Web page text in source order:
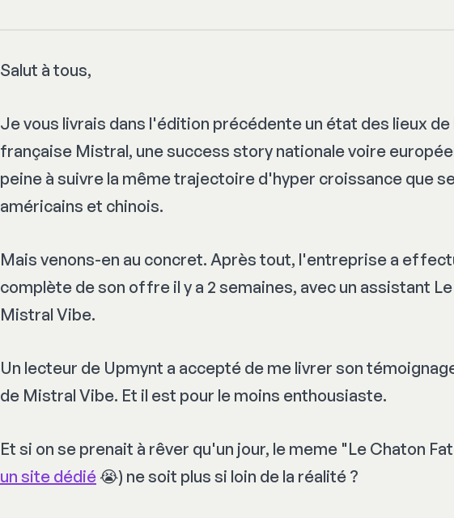
Salut à tous,
Je vous livrais dans l'édition précédente un état des lieux
française Mistral, unesuccess story nationale voire
peine à suivre la même trajectoire d'hyper croissance que
américains et chinois.
Mais venons-en au concret. Après tout, l'entreprise a
complète de son offre il y a 2 semaines, avec un assistant
Mistral Vibe.
Un lecteur de Upmynt a accepté de me livrer son
de Mistral Vibe. Et il est pour le moins enthousiaste.
Et si on se prenait à rêver qu'un jour, le meme "Le Chaton
un site dédié 😭) ne soit plus si loin de la réalité ?